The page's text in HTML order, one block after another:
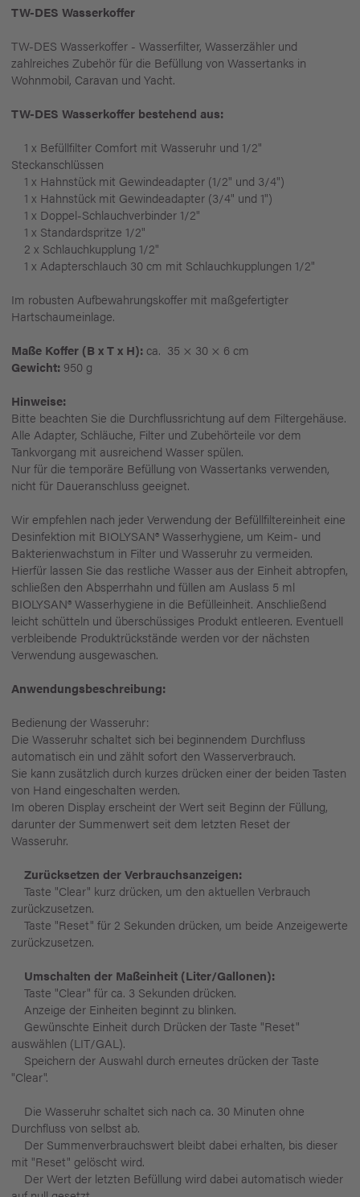
TW-DES Wasserkoffer
TW-DES Wasserkoffer - Wasserfilter, Wasserzähler und
zahlreiches Zubehör für die Befüllung von Wassertanks in
Wohnmobil, Caravan und Yacht.
TW-DES Wasserkoffer bestehend aus:
1 x Befüllfilter Comfort mit Wasseruhr und 1/2"
Steckanschlüssen
1 x Hahnstück mit Gewindeadapter (1/2" und 3/4")
1 x Hahnstück mit Gewindeadapter (3/4" und 1")
1 x Doppel-Schlauchverbinder 1/2"
1 x Standardspritze 1/2"
2 x Schlauchkupplung 1/2"
1 x Adapterschlauch 30 cm mit Schlauchkupplungen 1/2"
Im robusten Aufbewahrungskoffer mit maßgefertigter
Hartschaumeinlage.
Maße Koffer (B x T x H): ca. 35 × 30 × 6 cm
Gewicht: 950 g
Hinweise:
Bitte beachten Sie die Durchflussrichtung auf dem Filtergehäuse.
Alle Adapter, Schläuche, Filter und Zubehörteile vor dem
Tankvorgang mit ausreichend Wasser spülen.
Nur für die temporäre Befüllung von Wassertanks verwenden,
nicht für Daueranschluss geeignet.
Wir empfehlen nach jeder Verwendung der Befüllfiltereinheit eine
Desinfektion mit BIOLYSAN® Wasserhygiene, um Keim- und
Bakterienwachstum in Filter und Wasseruhr zu vermeiden.
Hierfür lassen Sie das restliche Wasser aus der Einheit abtropfen,
schließen den Absperrhahn und füllen am Auslass 5 ml
BIOLYSAN® Wasserhygiene in die Befülleinheit. Anschließend
leicht schütteln und überschüssiges Produkt entleeren. Eventuell
verbleibende Produktrückstände werden vor der nächsten
Verwendung ausgewaschen.
Anwendungsbeschreibung:
Bedienung der Wasseruhr:
Die Wasseruhr schaltet sich bei beginnendem Durchfluss
automatisch ein und zählt sofort den Wasserverbrauch.
Sie kann zusätzlich durch kurzes drücken einer der beiden Tasten
von Hand eingeschalten werden.
Im oberen Display erscheint der Wert seit Beginn der Füllung,
darunter der Summenwert seit dem letzten Reset der
Wasseruhr.
Zurücksetzen der Verbrauchsanzeigen:
Taste "Clear" kurz drücken, um den aktuellen Verbrauch
zurückzusetzen.
Taste "Reset" für 2 Sekunden drücken, um beide Anzeigewerte
zurückzusetzen.
Umschalten der Maßeinheit (Liter/Gallonen):
Taste "Clear" für ca. 3 Sekunden drücken.
Anzeige der Einheiten beginnt zu blinken.
Gewünschte Einheit durch Drücken der Taste "Reset"
auswählen (LIT/GAL).
Speichern der Auswahl durch erneutes drücken der Taste
"Clear".
Die Wasseruhr schaltet sich nach ca. 30 Minuten ohne
Durchfluss von selbst ab.
Der Summenverbrauchswert bleibt dabei erhalten, bis dieser
mit "Reset" gelöscht wird.
Der Wert der letzten Befüllung wird dabei automatisch wieder